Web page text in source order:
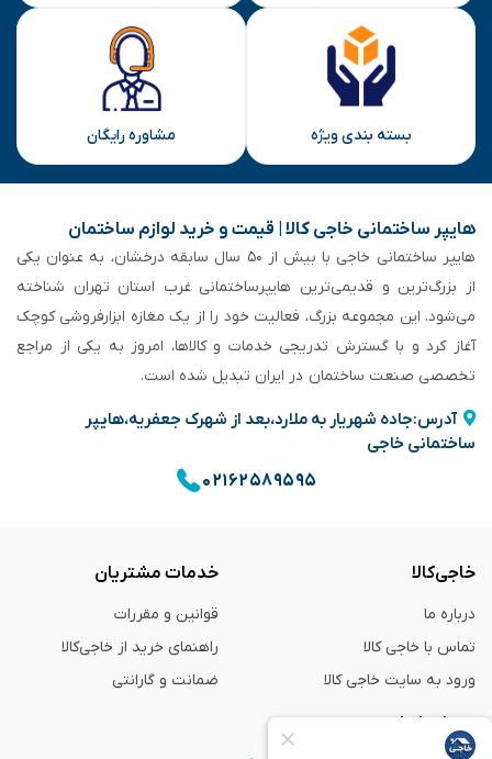
بسته بندی ویژه مشاوره رایگان
هایپر ساختمانی خاجی‌ کالا | قیمت و خرید لوازم ساختمان
هایپر ساختمانی خاجی‌ با بیش از ۵۰ سال سابقه‌ درخشان، به عنوان یکی
از بزرگ‌ترین و قدیمی‌ترین هایپرساختمانی‌ غرب استان تهران شناخته
می‌شود. این مجموعه بزرگ، فعالیت خود را از یک مغازه ابزارفروشی کوچک
آغاز کرد و با گسترش تدریجی خدمات و کالاها، امروز به یکی از مراجع
تخصصی صنعت ساختمان در ایران تبدیل شده است.
آدرس:جاده شهریار به ملارد،بعد از شهرک جعفریه،هایپر
ساختمانی خاجی
۰۲۱۶۲۵۸۹۵۹۵
خاجی‌کالا
درباره ما
تماس با خاجی کالا
ورود به سایت خاجی‌ کالا
خدمات مشتریان
قوانین و مقررات
راهنمای خرید از خاجی‌کالا
ضمانت و گارانتی
همراه با ما